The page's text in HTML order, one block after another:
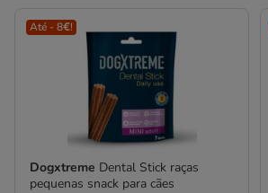
Até - 8€!
Dogxtreme Dental Stick raças
pequenas snack para cães